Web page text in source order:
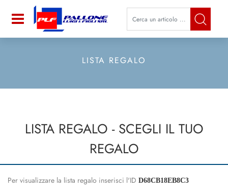
Open La modifica di un filtro
LISTA REGALO
LISTA REGALO - SCEGLI IL TUO
REGALO
Per visualizzare la lista regalo inserisci l'ID D68CB18EB8C3